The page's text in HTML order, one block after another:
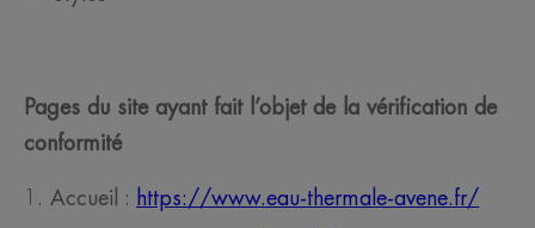
Pages du site ayant fait l’objet de la vérification de
conformité
Accueil : https://www.eau-thermale-avene.fr/